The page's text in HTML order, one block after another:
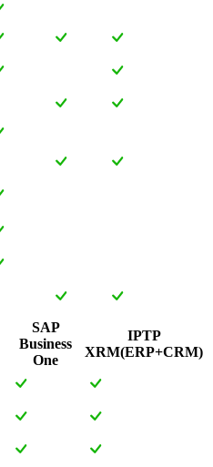
SAP
Business
One
IPTP
XRM(ERP+CRM)